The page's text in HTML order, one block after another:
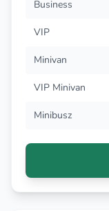
Business
VIP
Minivan
VIP Minivan
Minibusz